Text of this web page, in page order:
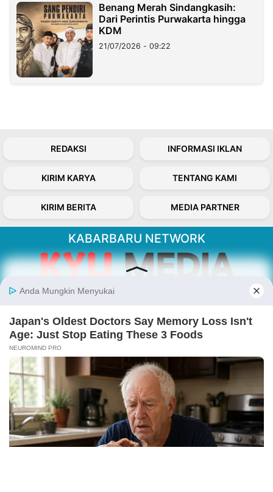
Benang Merah Sindangkasih:
Dari Perintis Purwakarta hingga
KDM
21/07/2026 - 09:22
REDAKSI INFORMASI IKLAN
KIRIM KARYA TENTANG KAMI
KIRIM BERITA MEDIA PARTNER
KABARBARU NETWORK
Kabarbaru.co menyajikan berita aktual dan
inspiratif dari sudut pandang berbaik sangka
Follow Kabarbaru